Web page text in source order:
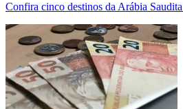
Confira cinco destinos da Arábia